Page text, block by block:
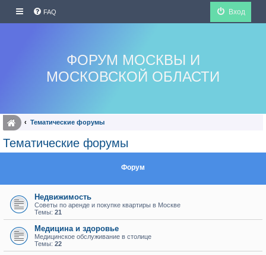
FAQ Вход
ФОРУМ МОСКВЫ И
МОСКОВСКОЙ ОБЛАСТИ
Тематические форумы
Тематические форумы
Форум
Недвижимость
Советы по аренде и покупке квартиры в Москве
Темы: 21
Медицина и здоровье
Медицинское обслуживание в столице
Темы: 22